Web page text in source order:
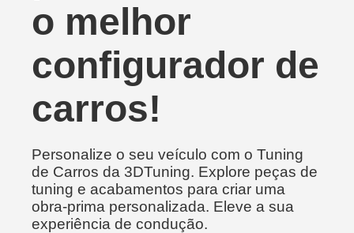
o melhor
configurador de
carros!
Personalize o seu veículo com o Tuning
de Carros da 3DTuning. Explore peças de
tuning e acabamentos para criar uma
obra-prima personalizada. Eleve a sua
experiência de condução.